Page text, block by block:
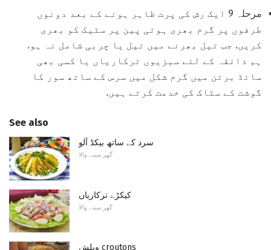
مرحلہ 9 ایک رش کی پرت ظاہر ہونے کے بعد دونوں
طرفوں پر گرم بھری ہوئی پین پر سٹیک کو بھری
کریں. جب تیل بھرنے میں تیل یا چربی شامل نہ ہو.
ہم ذائقہ کے لئے سبزیوں ترکاریاں یا کسی بھی
سائڈ برتن میں گرم شکل میں سرس کے ساتھ سور کا
گوشت کے سٹاک کی خدمت کرتے ہیں.
See also
سرد کے ساتھ بیکڈ آلو
گھر سننے والا
کیکڑے ترکاریاں
گھر سننے والا
ویلش croutons